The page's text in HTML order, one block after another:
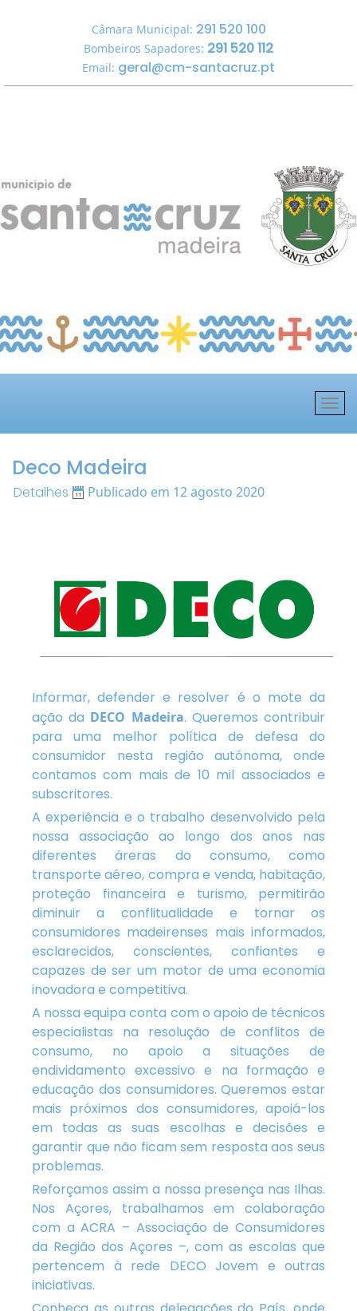
Câmara Municipal: 291 520 100
Bombeiros Sapadores: 291 520 112
Email: geral@cm-santacruz.pt
Deco Madeira
Detalhes Publicado em 12 agosto 2020
Informar, defender e resolver é o mote da
ação da DECO Madeira. Queremos contribuir
para uma melhor política de defesa do
consumidor nesta região autónoma, onde
contamos com mais de 10 mil associados e
subscritores.
A experiência e o trabalho desenvolvido pela
nossa associação ao longo dos anos nas
diferentes áreras do consumo, como
transporte aéreo, compra e venda, habitação,
proteção financeira e turismo, permitirão
diminuir a conflitualidade e tornar os
consumidores madeirenses mais informados,
esclarecidos, conscientes, confiantes e
capazes de ser um motor de uma economia
inovadora e competitiva.
A nossa equipa conta com o apoio de técnicos
especialistas na resolução de conflitos de
consumo, no apoio a situações de
endividamento excessivo e na formação e
educação dos consumidores. Queremos estar
mais próximos dos consumidores, apoiá-los
em todas as suas escolhas e decisões e
garantir que não ficam sem resposta aos seus
problemas.
Reforçamos assim a nossa presença nas Ilhas.
Nos Açores, trabalhamos em colaboração
com a ACRA – Associação de Consumidores
da Região dos Açores –, com as escolas que
pertencem à rede DECO Jovem e outras
iniciativas.